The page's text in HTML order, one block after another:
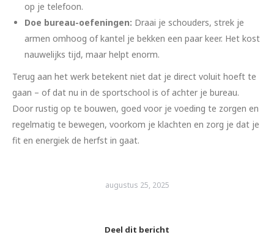
op je telefoon.
Doe bureau-oefeningen: Draai je schouders, strek je
armen omhoog of kantel je bekken een paar keer. Het kost
nauwelijks tijd, maar helpt enorm.
Terug aan het werk betekent niet dat je direct voluit hoeft te
gaan – of dat nu in de sportschool is of achter je bureau.
Door rustig op te bouwen, goed voor je voeding te zorgen en
regelmatig te bewegen, voorkom je klachten en zorg je dat je
fit en energiek de herfst in gaat.
augustus 25, 2025
Deel dit bericht